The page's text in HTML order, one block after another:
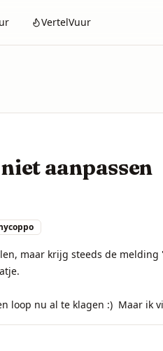
VertelVuur
aanpassen
maar krijg steeds de
loop nu al te klagen :)  Maar ik